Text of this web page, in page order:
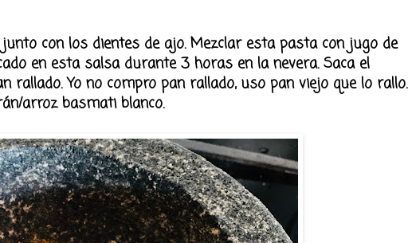
con los dientes de ajo. Mezclar esta pasta con jugo de
en esta salsa durante 3 horas en la nevera. Saca el
rallado. Yo no compro pan rallado, uso pan viejo que lo rallo.
arroz basmati blanco.